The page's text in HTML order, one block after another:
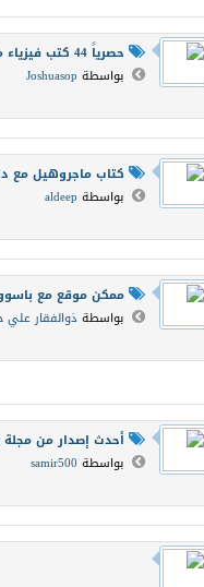
حصرياً 44 كتب فيزياء مترجمة...
بواسطة Joshuasop
كتاب ماجروهيل مع
بواسطة aldeep
ممكن موقع مع
بواسطة ذوالفقار
أحدث إصدار من مجلة
بواسطة samir500